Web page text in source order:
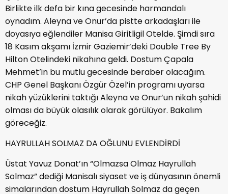
Birlikte ilk defa bir kına gecesinde harmandalı
oynadım. Aleyna ve Onur’da pistte arkadaşları ile
doyasıya eğlendiler Manisa Giritligil Otelde. Şimdi sıra
18 Kasım akşamı İzmir Gaziemir’deki Double Tree By
Hilton Otelindeki nikahına geldi. Dostum Çapala
Mehmet’in bu mutlu gecesinde beraber olacağım.
CHP Genel Başkanı Özgür Özel’in programı uyarsa
nikah yüzüklerini taktığı Aleyna ve Onur’un nikah şahidi
olması da büyük olasılık olarak görülüyor. Bakalım
göreceğiz.
HAYRULLAH SOLMAZ DA OĞLUNU EVLENDİRDİ
Üstat Yavuz Donat’ın “Olmazsa Olmaz Hayrullah
Solmaz” dediği Manisalı siyaset ve iş dünyasının önemli
simalarından dostum Hayrullah Solmaz da geçen